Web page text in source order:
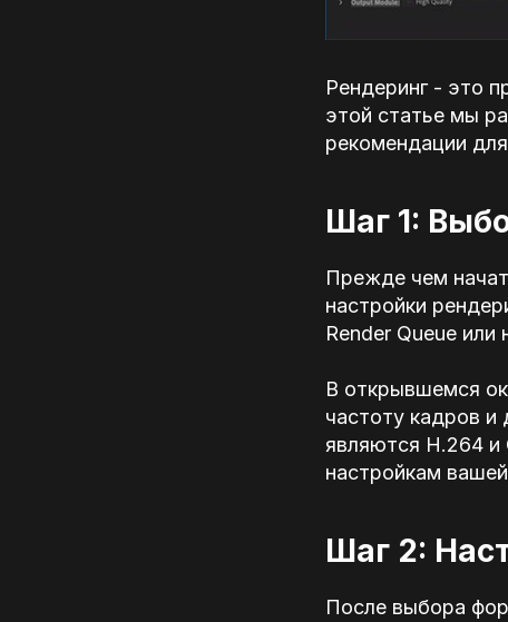
Рендеринг - это
этой статье мы
рекомендации
Шаг 1:
Прежде чем
настройки
Render Queue
В открывшемся
частоту кадров
являются H.264 и
настройкам
Шаг 2:
После выбора